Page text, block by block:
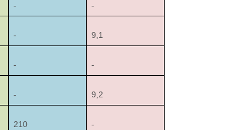
- -
- 9,1
- -
- 9,2
210 -